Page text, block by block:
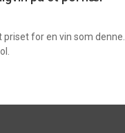
priset for en vin som denne.